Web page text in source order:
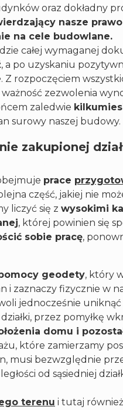
oraz dokładny
nasze
na cele budowlane.
całej wymaganej
, a po uzyskaniu
. Z rozpoczęciem
zezwolenia
zaledwie
surowy naszej budowy.
zakupionej
prace
część, jakiej nie
liczyć się z wysokimi
, której powinien się
sobie pracę,
geodety, który
i zaznaczy fizycznie w
jednocześnie
przez pomyłkę
domu i
które zamierzamy
musi bezwzględnie
od sąsiedniej
terenu i tutaj